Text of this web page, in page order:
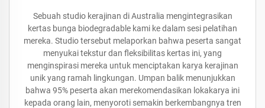
Sebuah studio kerajinan di Australia mengintegrasikan
kertas bunga biodegradable kami ke dalam sesi pelatihan
mereka. Studio tersebut melaporkan bahwa peserta sangat
menyukai tekstur dan fleksibilitas kertas ini, yang
menginspirasi mereka untuk menciptakan karya kerajinan
unik yang ramah lingkungan. Umpan balik menunjukkan
bahwa 95% peserta akan merekomendasikan lokakarya ini
kepada orang lain, menyoroti semakin berkembangnya tren